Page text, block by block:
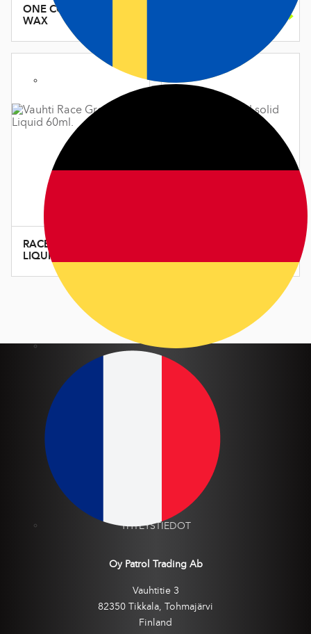
ONE COLD
WAX
RACE GREEN
LIQUID GLIDE
WAX
VOITELUSUOSITUKSET
YHTEYSTIEDOT
Oy Patrol Trading Ab
Vauhtitie 3
82350 Tikkala, Tohmajärvi
Finland